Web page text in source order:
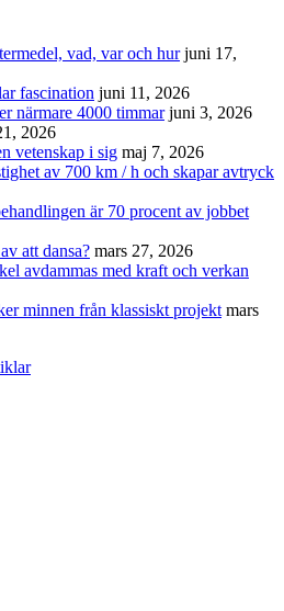
vad, var och hur juni 17,
fascination juni 11, 2026
närmare 4000 timmar juni 3, 2026
2026
vetenskap i sig maj 7, 2026
av 700 km / h och skapar avtryck
är 70 procent av jobbet
att dansa? mars 27, 2026
avdammas med kraft och verkan
minnen från klassiskt projekt mars